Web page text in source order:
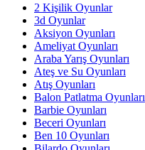
2 Kişilik Oyunlar
3d Oyunlar
Aksiyon Oyunları
Ameliyat Oyunları
Araba Yarış Oyunları
Ateş ve Su Oyunları
Atış Oyunları
Balon Patlatma Oyunları
Barbie Oyunları
Beceri Oyunları
Ben 10 Oyunları